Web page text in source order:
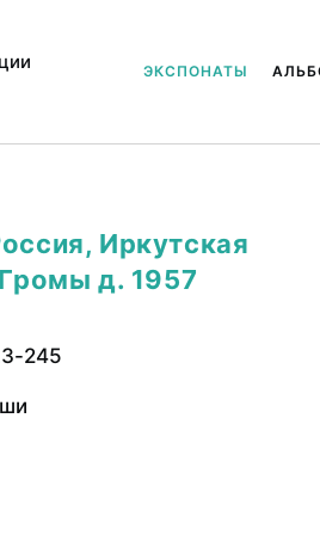
ЭКСПОНАТЫ
Иркутская
д. 1957
245